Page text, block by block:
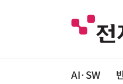
AI·SW